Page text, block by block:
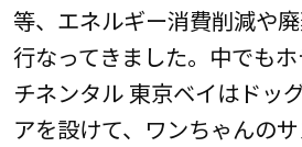
等、エネルギー消費削減や
行なってきました。中でも
チネンタル 東京ベイはドッ
アを設けて、ワンちゃんの